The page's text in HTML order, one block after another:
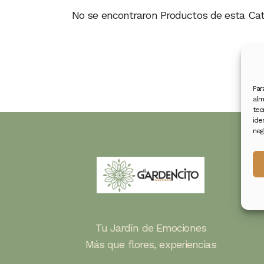
No se encontraron Productos de esta
Tu Jardín de Emociones
Más que flores, experiencias